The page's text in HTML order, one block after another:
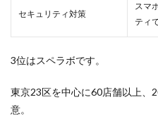
セキュリティ対策
スマ
ティ
3位はスペラボです。
東京23区を中心に60店舗以上、
意。